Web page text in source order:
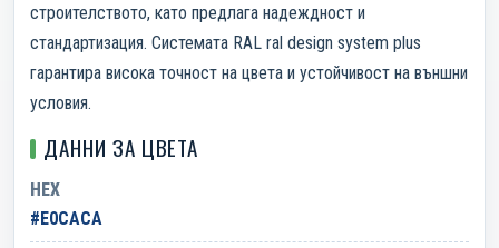
строителството, като предлага надеждност и
стандартизация. Системата RAL ral design system plus
гарантира висока точност на цвета и устойчивост на външни
условия.
ДАННИ ЗА ЦВЕТА
HEX
#E0CACA